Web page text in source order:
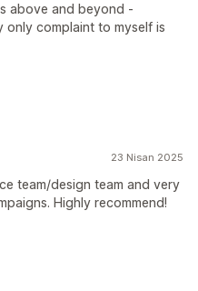
above and beyond -
only complaint to myself is
23 Nisan 2025
team/design team and very
Highly recommend!